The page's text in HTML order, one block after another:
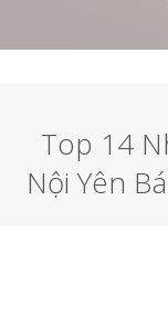
Top 14
Nội Yên